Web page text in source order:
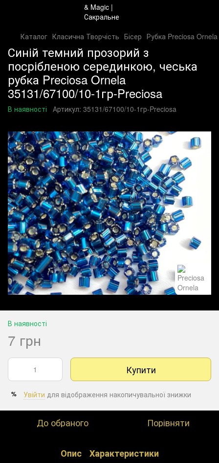
Каталог Класична Творчість Бісер Рубка Preciosa Ornela
Синій темний прозорий з
посрібленою серединкою, чеська
рубка Preciosa Ornela
35131/67100/10-1гр-Preciosa
В наявності Артикул: 35131/67100/10-1гр-Preciosa
В наявності
7 грн
Купити
% Увійти для відображення накопичувальної знижки
До обраного Порівняти
Опис Характеристики